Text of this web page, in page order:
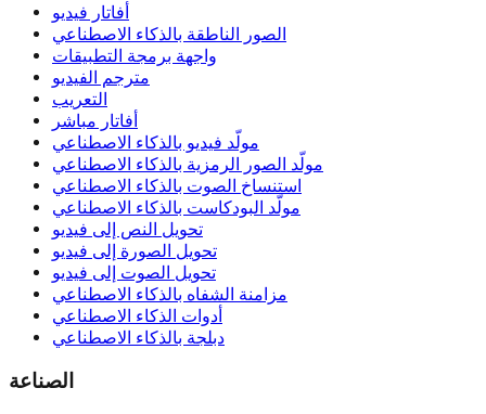
أفاتار فيديو
الصور الناطقة بالذكاء الاصطناعي
واجهة برمجة التطبيقات
مترجم الفيديو
التعريب
أفاتار مباشر
مولّد فيديو بالذكاء الاصطناعي
مولّد الصور الرمزية بالذكاء الاصطناعي
استنساخ الصوت بالذكاء الاصطناعي
مولّد البودكاست بالذكاء الاصطناعي
تحويل النص إلى فيديو
تحويل الصورة إلى فيديو
تحويل الصوت إلى فيديو
مزامنة الشفاه بالذكاء الاصطناعي
أدوات الذكاء الاصطناعي
دبلجة بالذكاء الاصطناعي
الصناعة